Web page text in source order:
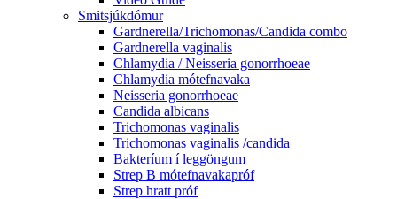
Smitsjúkdómur
Gardnerella/Trichomonas/Candida combo
Gardnerella vaginalis
Chlamydia / Neisseria gonorrhoeae
Chlamydia mótefnavaka
Neisseria gonorrhoeae
Candida albicans
Trichomonas vaginalis
Trichomonas vaginalis /candida
Bakteríum í leggöngum
Strep B mótefnavakapróf
Strep hratt próf